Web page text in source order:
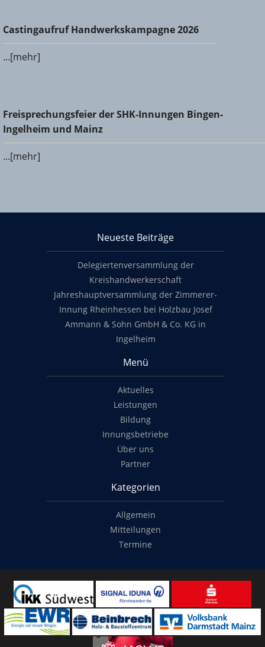
Castingaufruf Handwerkskampagne 2026
Castingaufruf Handwerkskampagne 2026
...[mehr]
Freisprechungsfeier der SHK-Innungen Bingen-Ingelheim
und Mainz
Freisprechungsfeier der SHK-Innungen Bingen-
Ingelheim und Mainz
...[mehr]
Neueste Beiträge
Delegiertenversammlung der
Kreishandwerkerschaft
Jahreshauptversammlung der Zimmerer-
Innung Rheinhessen bei Holzbau Josef
Ammann & Sohn GmbH & Co. KG in
Ingelheim
Menü
Aktuelles
Leistungen
Bildung
Innungsbetriebe
Über uns
Partner
Kategorien
Allgemein
Mitteilungen
Termine
© 2014-2022 Classymade GmbH. Alle Rechte vorbehalten.